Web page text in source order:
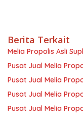
Berita Terkait
Melia Propolis Asli
Pusat Jual Melia
Pusat Jual Melia
Pusat Jual Melia
Pusat Jual Melia